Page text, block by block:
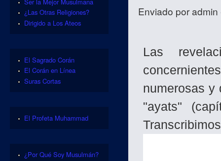
Enviado poradmin
Las
numerosas y
"ayats"
¿Las Otras Religiones?
Dirigido a Los Ateos
El Sagrado Corán
El Corán en Línea
Suras Cortas
El Profeta Muhammad
¿Por Qué Soy Musulmán?